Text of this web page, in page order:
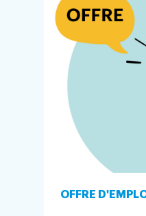
OFFRE